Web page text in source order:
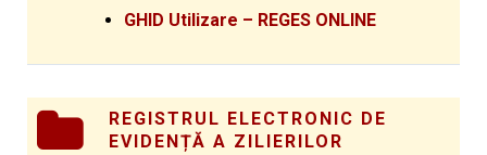
GHID Utilizare – REGES ONLINE
REGISTRUL ELECTRONIC DE
EVIDENȚĂ A ZILIERILOR